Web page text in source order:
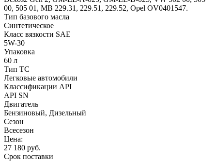
00, 505 01, MB 229.31, 229.51, 229.52, Opel OV0401547.
Тип базового масла
Синтетическое
Класс вязкости SAE
5W-30
Упаковка
60 л
Тип ТС
Легковые автомобили
Классификации API
API SN
Двигатель
Бензиновый, Дизельный
Сезон
Всесезон
Цена:
27 180 руб.
Срок поставки